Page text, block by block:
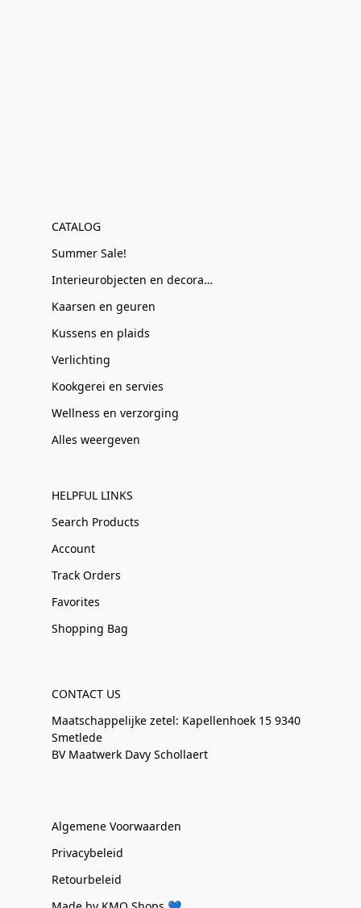
CATALOG
Summer Sale!
Interieurobjecten en decoratie
Kaarsen en geuren
Kussens en plaids
Verlichting
Kookgerei en servies
Wellness en verzorging
Alles weergeven
HELPFUL LINKS
Search Products
Account
Track Orders
Favorites
Shopping Bag
CONTACT US
Maatschappelijke zetel: Kapellenhoek 15 9340
Smetlede
BV Maatwerk Davy Schollaert
Algemene Voorwaarden
Privacybeleid
Retourbeleid